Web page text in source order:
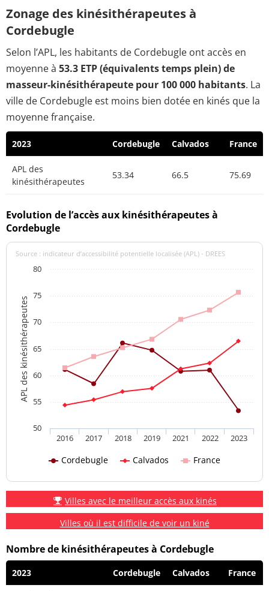
Zonage des kinésithérapeutes à
Cordebugle
Selon l’APL, les habitants de Cordebugle ont accès en
moyenne à 53.3 ETP (équivalents temps plein) de
masseur-kinésithérapeute pour 100 000 habitants. La
ville de Cordebugle est moins bien dotée en kinés que la
moyenne française.
2023 Cordebugle Calvados France
APL des
kinésithérapeutes
53.34 66.5 75.69
Evolution de l’accès aux kinésithérapeutes à
Cordebugle
APL des kinésithérapeutes
Source : indicateur d’accessibilité potentielle localisée (APL) - DREES
Cordebugle Calvados France
2016 2017 2018 2019 2021 2022 2023
50
55
60
65
70
75
80
Villes avec le meilleur accès aux kinés
Villes où il est difficile de voir un kiné
Nombre de kinésithérapeutes à Cordebugle
2023 Cordebugle Calvados France